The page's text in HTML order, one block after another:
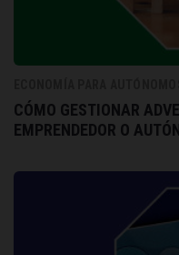
CÓMO GESTIONAR
EMPRENDEDOR O